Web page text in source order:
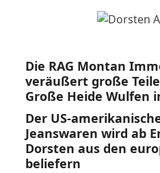
Die RAG Montan
veräußert große
Große Heide Wulfen
Der US-
Jeanswaren wird ab
Dorsten aus den
beliefern